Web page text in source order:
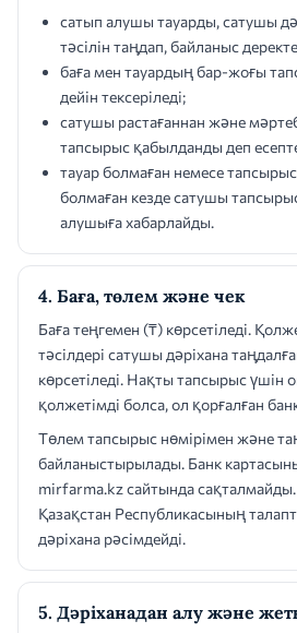
сатып алушы тауарды, сатушы
тәсілін таңдап, байланыс
баға мен тауардың бар-жоғы
дейін тексеріледі;
сатушы растағаннан және
тапсырыс қабылданды деп
тауар болмаған немесе
болмаған кезде сатушы
алушыға хабарлайды.
4. Баға, төлем және чек
Баға теңгемен (₸) көрсетіледі.
тәсілдері сатушы дәріхана
көрсетіледі. Нақты тапсырыс үшін
қолжетімді болса, ол қорғалған
Төлем тапсырыс нөмірімен және
байланыстырылады. Банк
mirfarma.kz сайтында
Қазақстан Республикасының
дәріхана рәсімдейді.
5. Дәріханадан алу және